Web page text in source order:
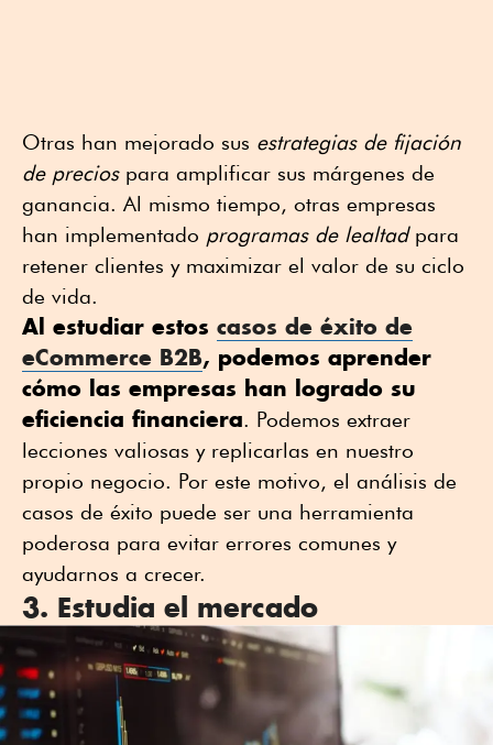
Otras han mejorado sus estrategias de fijación
de preciospara amplificar sus márgenes de
ganancia. Al mismo tiempo, otras empresas
han implementado programas de lealtad para
retener clientes y maximizar el valor de su ciclo
de vida.
Al estudiar estos casos de éxito de
eCommerce B2B, podemos aprender
cómo las empresas han logrado su
eficiencia financiera. Podemos extraer
lecciones valiosas y replicarlas en nuestro
propio negocio. Por este motivo, el análisis de
casos de éxito puede ser una herramienta
poderosa para evitar errores comunes y
ayudarnos a crecer.
3. Estudia el mercado